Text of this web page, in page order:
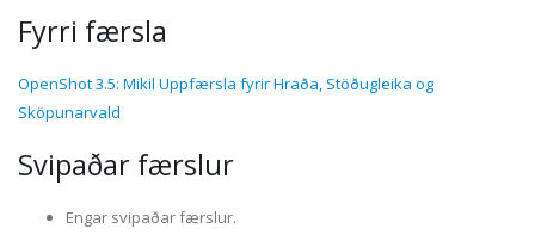
Fyrri færsla
OpenShot 3.5: Mikil Uppfærsla fyrir Hraða, Stöðugleika og
Sköpunarvald
Svipaðar færslur
Engar svipaðar færslur.